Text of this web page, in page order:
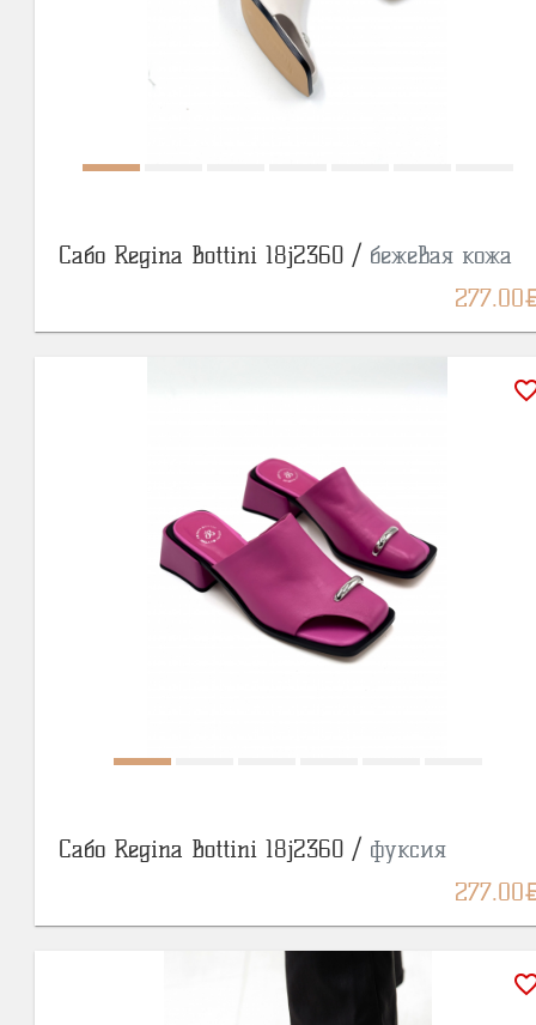
Сабо Regina Bottini 18j2360 / бежевая кожа
277.00
Сабо Regina Bottini 18j2360 / фуксия
277.00